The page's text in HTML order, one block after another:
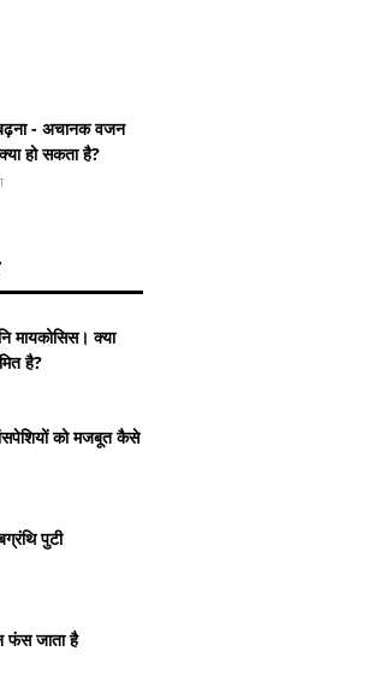
- अचानक वजन
हो सकता है?
मायकोसिस। क्या
है?
को मजबूत कैसे
पुटी
फंस जाता है